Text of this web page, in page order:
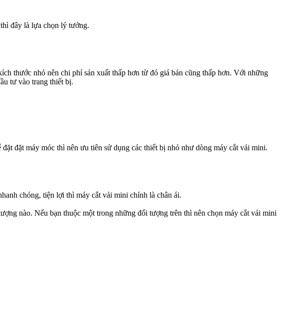
đây là lựa chọn lý tưởng.
thước nhỏ nên chi phí sản xuất thấp hơn từ đó giá bán cũng thấp hơn. Với những
tư vào trang thiết bị.
đặt máy móc thì nên ưu tiên sử dụng các thiết bị nhỏ như dòng máy cắt vải mini.
chóng, tiện lợi thì máy cắt vải mini chính là chân ái.
nào. Nếu bạn thuộc một trong những đối tượng trên thì nên chọn máy cắt vải mini